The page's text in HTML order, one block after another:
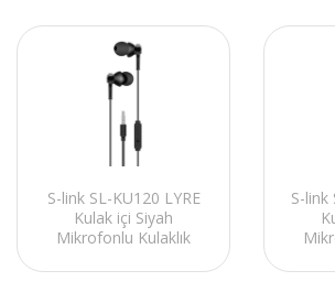
S-link SL-KU120 LYRE
Kulak içi Siyah
Mikrofonlu Kulaklık
S-link